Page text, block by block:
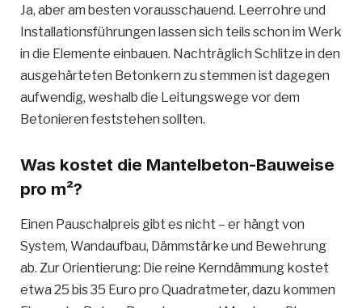
Ja, aber am besten vorausschauend. Leerrohre und
Installationsführungen lassen sich teils schon im Werk
in die Elemente einbauen. Nachträglich Schlitze in den
ausgehärteten Betonkern zu stemmen ist dagegen
aufwendig, weshalb die Leitungswege vor dem
Betonieren feststehen sollten.
Was kostet die Mantelbeton-Bauweise
pro m²?
Einen Pauschalpreis gibt es nicht – er hängt von
System, Wandaufbau, Dämmstärke und Bewehrung
ab. Zur Orientierung: Die reine Kerndämmung kostet
etwa 25 bis 35 Euro pro Quadratmeter, dazu kommen